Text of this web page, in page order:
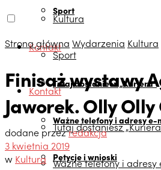
Sport
Kontakt
Tutaj dostaniesz „Kuriera”
Ważne telefony i adresy e-
Petycje i wnioski
Kultura
Sport
Kontakt
Tutaj dostaniesz
Ważne telefony i adresy
Strona główna Wydarzenia Kultura
Finisaż wystawy
Jaworek. Olly Olly
dodane przezredakcja
3 kwietnia 2019
w Kultura